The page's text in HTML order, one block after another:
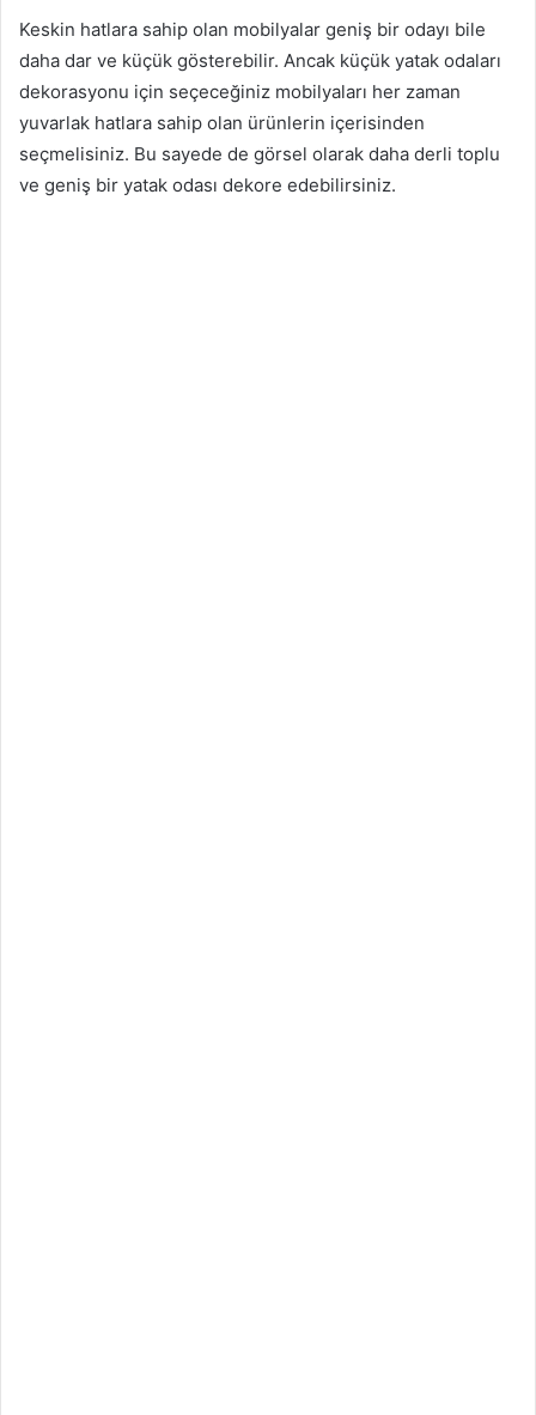
Keskin hatlara sahip olan mobilyalar geniş bir odayı bile
daha dar ve küçük gösterebilir. Ancak küçük yatak odaları
dekorasyonu için seçeceğiniz mobilyaları her zaman
yuvarlak hatlara sahip olan ürünlerin içerisinden
seçmelisiniz. Bu sayede de görsel olarak daha derli toplu
ve geniş bir yatak odası dekore edebilirsiniz.